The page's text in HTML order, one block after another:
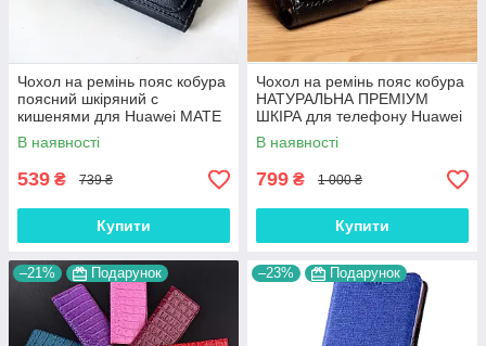
Чохол на ремінь пояс кобура
поясний шкіряний c
кишенями для Huawei MATE
50 "RAMOS"
В наявності
539 ₴ 739 ₴
Купити
Чохол на ремінь пояс кобура
НАТУРАЛЬНА ПРЕМІУМ
ШКІРА для телефону Huawei
MATE 50 "FLOTAR"
В наявності
799 ₴ 1 000 ₴
Купити
–21% Подарунок –23% Подарунок